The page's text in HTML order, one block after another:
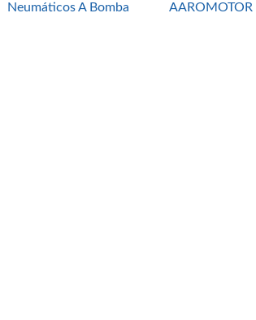
Neumáticos A Bomba AAROMOTOR